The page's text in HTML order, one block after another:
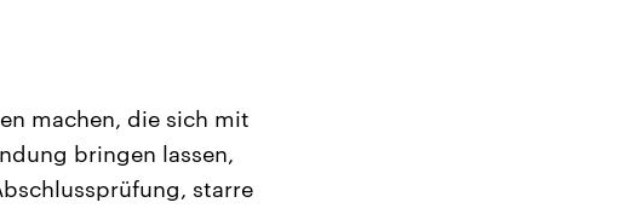
machen, die sich mit
bringen lassen,
starre